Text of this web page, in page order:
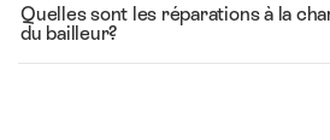
Quelles sont les réparations à la
du bailleur?